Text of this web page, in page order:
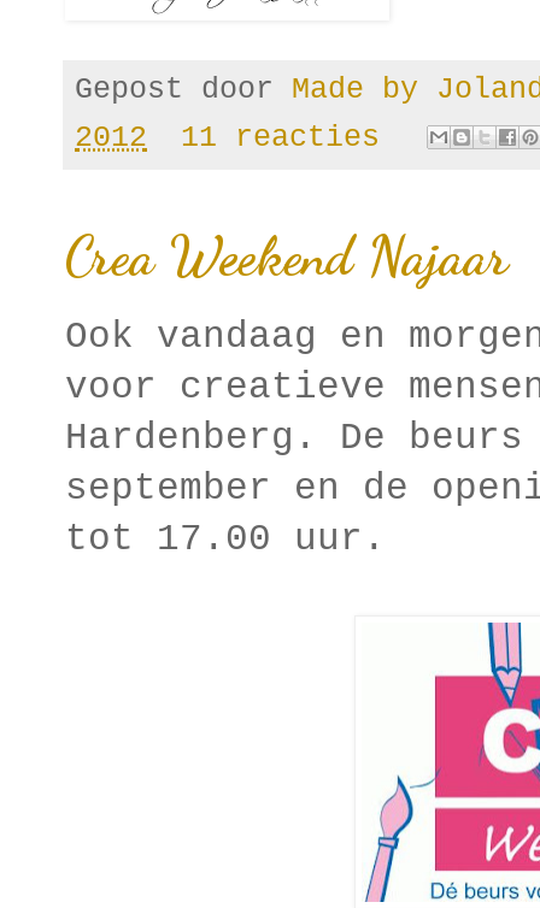
Gepost door Made by
2012
11 reacties
Crea Weekend Najaar
Ook vandaag en
voor creatieve
Hardenberg. De
september en de
tot 17.00 uur.